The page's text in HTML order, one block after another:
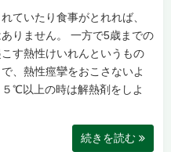
ていたり食事がとれれば、
りません。 一方で5歳までの
す熱性けいれんというもの
、熱性痙攣をおこさないよ
℃以上の時は解熱剤をしよ
続きを読む